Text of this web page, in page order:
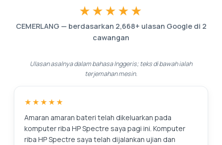
★★★★★
CEMERLANG — berdasarkan 2,668+ ulasan Google di 2
cawangan
Ulasan asalnya dalam bahasa Inggeris; teks di bawah ialah
terjemahan mesin.
★★★★★
Amaran amaran bateri telah dikeluarkan pada
komputer riba HP Spectre saya pagi ini. Komputer
riba HP Spectre saya telah dijalankan ujian dan